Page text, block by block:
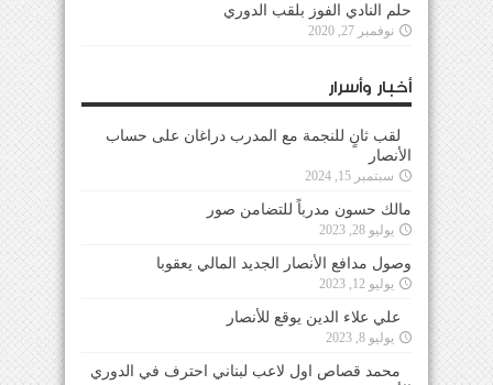
حلم النادي الفوز بلقب الدوري
نوفمبر 27, 2020
أخبار وأسرار
لقب ثانٍ للنجمة مع المدرب دراغان على حساب
الأنصار
سبتمبر 15, 2024
مالك حسون مدرباً للتضامن صور
يوليو 28, 2023
وصول مدافع الأنصار الجديد المالي يعقوبا
يوليو 12, 2023
علي علاء الدين يوقع للأنصار
يوليو 8, 2023
محمد قصاص اول لاعب لبناني احترف في الدوري